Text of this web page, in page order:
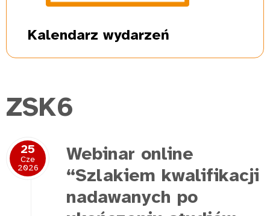
Kalendarz wydarzeń
ZSK6
25
Cze
2026
Webinar online
“Szlakiem kwalifikacji
nadawanych po